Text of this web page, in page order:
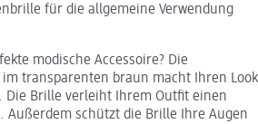
für die allgemeine Verwendung
modische Accessoire? Die
im transparenten braun macht Ihren Look
Die Brille verleiht Ihrem Outfit einen
Außerdem schützt die Brille Ihre Augen